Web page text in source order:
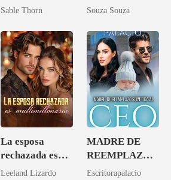
salvaje?
Sable Thorn Souza Souza
La esposa
rechazada es
multimillonaria
Leeland Lizardo
MADRE DE
REEMPLAZO
SOMETIDA AL
Escritorapalacio